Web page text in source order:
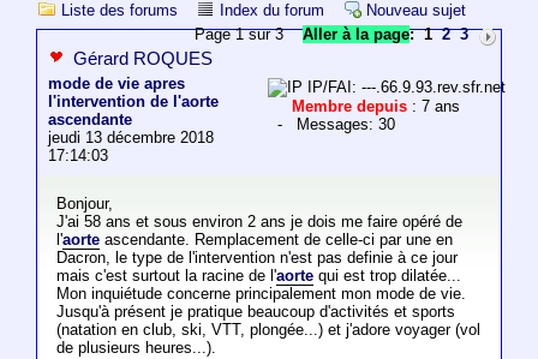
Liste des forums Index du forum
Nouveau sujet
Page 1 sur 3Aller à la page: 1 2 3
Gérard ROQUES
mode de vie apres
l'intervention de l'aorte
ascendante
jeudi 13 décembre 2018
17:14:03
IP/FAI: ---.66.9.93.rev.sfr.net
Membre depuis : 7 ans
- Messages: 30
Bonjour,
J'ai 58 ans et sous environ 2 ans je dois me faire opéré de
l'aorteascendante. Remplacement de celle-ci par une en
Dacron, le type de l'intervention n'est pas definie à ce jour
mais c'est surtout la racine de l'aortequi est trop dilatée...
Mon inquiétude concerne principalement mon mode de vie.
Jusqu'à présent je pratique beaucoup d'activités et sports
(natation en club, ski, VTT, plongée...) et j'adore voyager (vol
de plusieurs heures...).